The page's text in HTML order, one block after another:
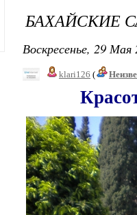
БАХАЙСКИЕ
Воскресенье, 29
klari126 (
Красоты в